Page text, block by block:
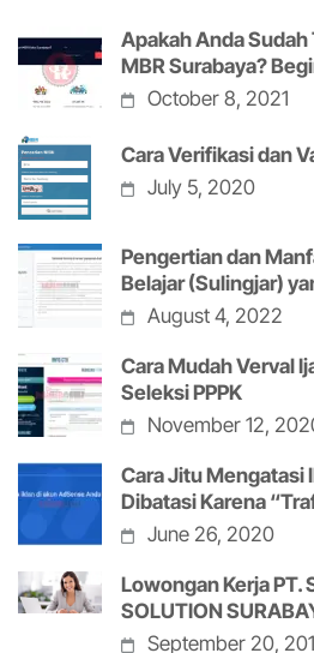
Apakah Anda
MBR Surabaya?
October 8, 2021
Cara Verifikasi dan
July 5, 2020
Pengertian dan
Belajar (Sulingjar)
August 4, 2022
Cara Mudah Verval
Seleksi PPPK
November 12,
Cara Jitu Mengatasi
Dibatasi Karena
June 26, 2020
Lowongan Kerja PT.
SOLUTION
September 20,